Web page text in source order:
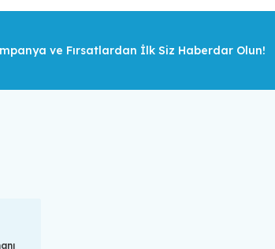
ve Fırsatlardan İlk Siz Haberdar Olun!